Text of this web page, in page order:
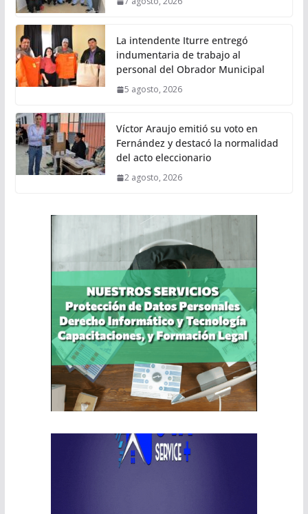
La intendente Iturre entregó
indumentaria de trabajo al
personal del Obrador Municipal
5 agosto, 2026
Víctor Araujo emitió su voto en
Fernández y destacó la normalidad
del acto eleccionario
2 agosto, 2026